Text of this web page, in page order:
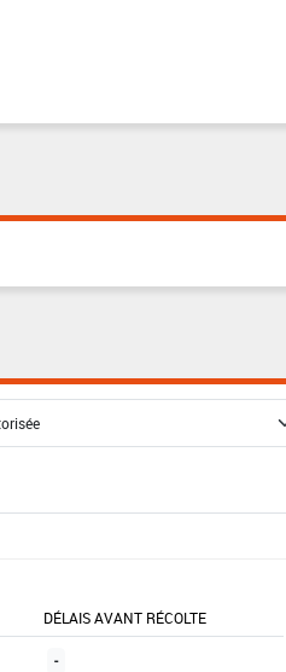
DÉLAIS AVANT RÉCOLTE
-